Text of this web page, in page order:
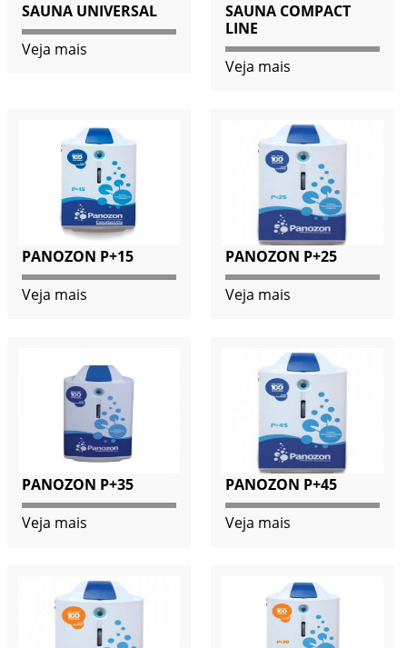
SAUNA UNIVERSAL
Veja mais
SAUNA COMPACT
LINE
Veja mais
PANOZON P+15
Veja mais
PANOZON P+25
Veja mais
PANOZON P+35
Veja mais
PANOZON P+45
Veja mais